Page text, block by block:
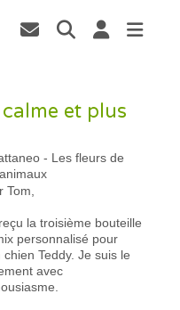
et plus
- Les fleurs de
Tom,
la troisième bouteille
personnalisé pour
chien Teddy. Je suis le
avec